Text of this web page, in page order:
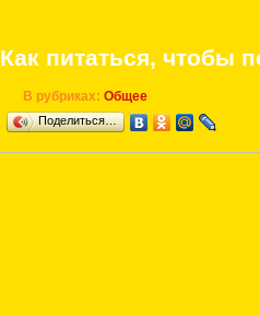
Как питаться, чтобы
В рубриках: Общее
Поделиться…